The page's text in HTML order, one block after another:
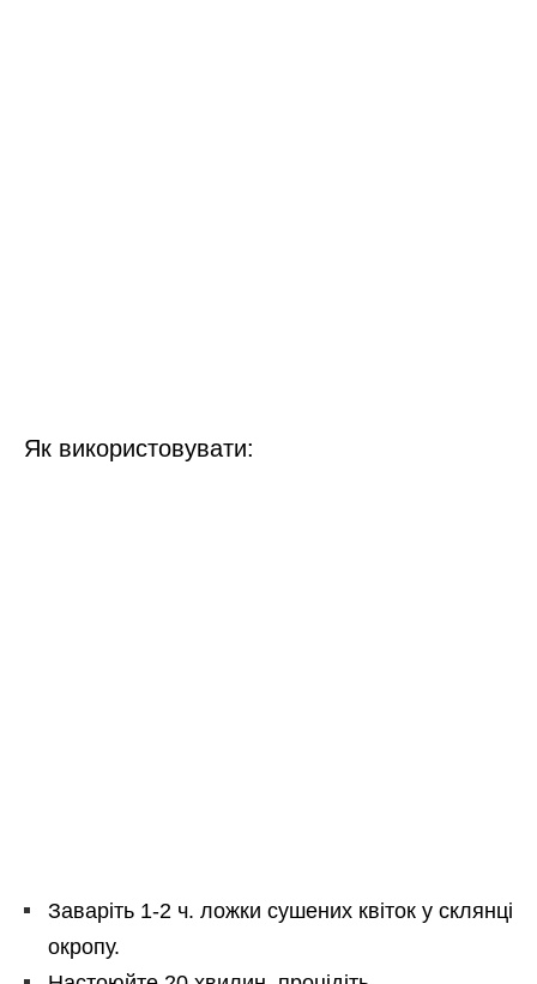
Як використовувати:
Заваріть 1-2 ч. ложки сушених квіток у склянці
окропу.